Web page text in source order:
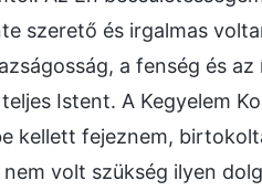
szerető és irgalmas
a fenség és az
Istent. A Kegyelem
kellett fejeznem,
volt szükség ilyen